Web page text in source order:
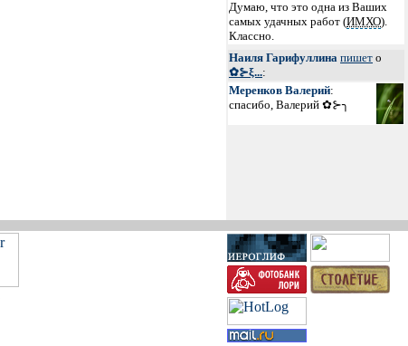
Думаю, что это одна из Ваших
самых удачных работ (ИМХО).
Классно.
Наиля Гарифуллина пишет о
✿⊱ξ...:
Меренков Валерий:
спасибо, Валерий ✿⊱╮